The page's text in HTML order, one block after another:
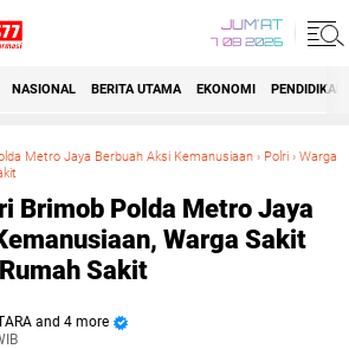
JUM'AT
7 08 2026
NASIONAL BERITA UTAMA EKONOMI PENDIDIKAN
Metro Jaya Berbuah Aksi Kemanusiaan › Polri › Warga
Brimob Polda Metro Jaya
Warga Sakit
Sakit
and 4 more